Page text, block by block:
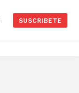
SUSCRIBETE